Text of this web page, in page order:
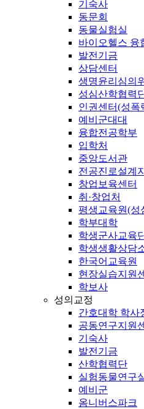
기숙사
동문회
동물실험실
바이오헬스 융
발전기금
상담센터
생명윤리심의
성심산학협력
인권센터(성폭
예비군대대
융합전공학부
입학처
중앙도서관
전공진로설계
창업보육센터
취·창업처
평생교육원(성
학부대학
학생군사교육
학생생활상담
한국어교육원
현장실습지원
학보사
성의교정
간호대학 학사
공동연구지원
기숙사
발전기금
산학협력단
실험동물연구
예비군
옴니버스파크